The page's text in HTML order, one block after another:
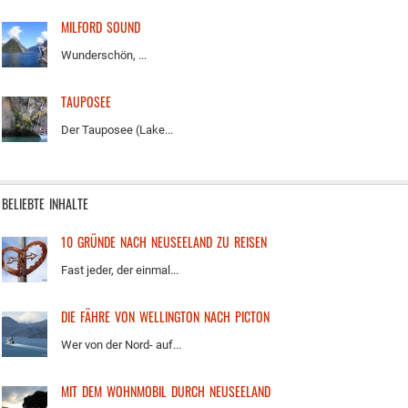
MILFORD SOUND
Wunderschön, ...
TAUPOSEE
Der Tauposee (Lake...
BELIEBTE INHALTE
10 GRÜNDE NACH NEUSEELAND ZU REISEN
Fast jeder, der einmal...
DIE FÄHRE VON WELLINGTON NACH PICTON
Wer von der Nord- auf...
MIT DEM WOHNMOBIL DURCH NEUSEELAND